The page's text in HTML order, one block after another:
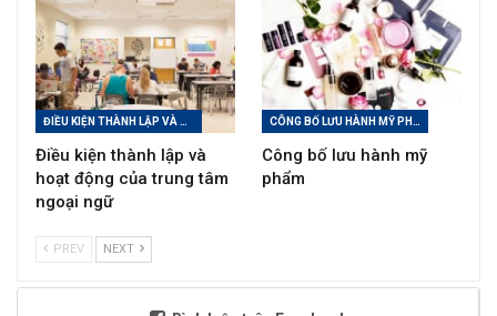
ĐIỀU KIỆN THÀNH LẬP VÀ HOẠT ĐỘNG CỦA TRUNG TÂM NGOẠI NGỮ
Điều kiện thành lập và
hoạt động của trung tâm
ngoại ngữ
CÔNG BỐ LƯU HÀNH MỸ PHẨM
Công bố lưu hành mỹ
phẩm
PREV NEXT